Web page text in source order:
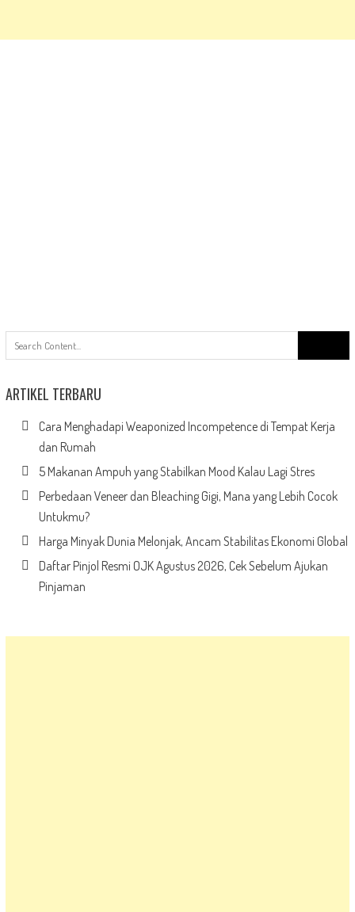
for:
ARTIKEL TERBARU
Cara Menghadapi Weaponized Incompetence di Tempat Kerja
dan Rumah
5 Makanan Ampuh yang Stabilkan Mood Kalau Lagi Stres
Perbedaan Veneer dan Bleaching Gigi, Mana yang Lebih Cocok
Untukmu?
Harga Minyak Dunia Melonjak, Ancam Stabilitas Ekonomi Global
Daftar Pinjol Resmi OJK Agustus 2026, Cek Sebelum Ajukan
Pinjaman